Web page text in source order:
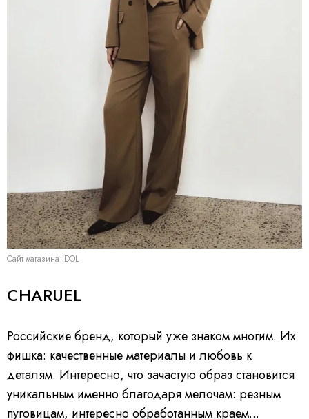
Сайт магазина IDOL
CHARUEL
Российские бренд, который уже знаком многим. Их
фишка: качественные материалы и любовь к
деталям. Интересно, что зачастую образ становится
уникальным именно благодаря мелочам: резным
пуговицам, интересно обработанным краем...